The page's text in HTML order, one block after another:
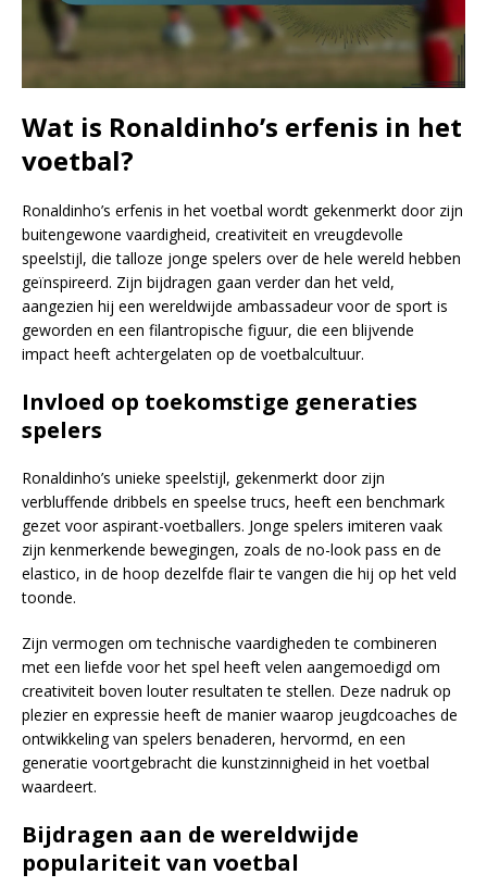
Wat is Ronaldinho’s erfenis in het
voetbal?
Ronaldinho’s erfenis in het voetbal wordt gekenmerkt door zijn
buitengewone vaardigheid, creativiteit en vreugdevolle
speelstijl, die talloze jonge spelers over de hele wereld hebben
geïnspireerd. Zijn bijdragen gaan verder dan het veld,
aangezien hij een wereldwijde ambassadeur voor de sport is
geworden en een filantropische figuur, die een blijvende
impact heeft achtergelaten op de voetbalcultuur.
Invloed op toekomstige generaties
spelers
Ronaldinho’s unieke speelstijl, gekenmerkt door zijn
verbluffende dribbels en speelse trucs, heeft een benchmark
gezet voor aspirant-voetballers. Jonge spelers imiteren vaak
zijn kenmerkende bewegingen, zoals de no-look pass en de
elastico, in de hoop dezelfde flair te vangen die hij op het veld
toonde.
Zijn vermogen om technische vaardigheden te combineren
met een liefde voor het spel heeft velen aangemoedigd om
creativiteit boven louter resultaten te stellen. Deze nadruk op
plezier en expressie heeft de manier waarop jeugdcoaches de
ontwikkeling van spelers benaderen, hervormd, en een
generatie voortgebracht die kunstzinnigheid in het voetbal
waardeert.
Bijdragen aan de wereldwijde
populariteit van voetbal